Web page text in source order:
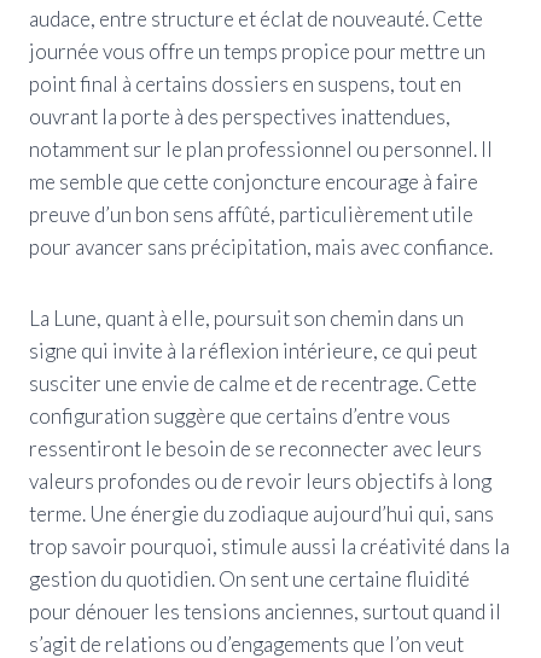
audace, entre structure et éclat de nouveauté. Cette
journée vous offre un temps propice pour mettre un
point final à certains dossiers en suspens, tout en
ouvrant la porte à des perspectives inattendues,
notamment sur le plan professionnel ou personnel. Il
me semble que cette conjoncture encourage à faire
preuve d’un bon sens affûté, particulièrement utile
pour avancer sans précipitation, mais avec confiance.
La Lune, quant à elle, poursuit son chemin dans un
signe qui invite à la réflexion intérieure, ce qui peut
susciter une envie de calme et de recentrage. Cette
configuration suggère que certains d’entre vous
ressentiront le besoin de se reconnecter avec leurs
valeurs profondes ou de revoir leurs objectifs à long
terme. Une énergie du zodiaque aujourd’hui qui, sans
trop savoir pourquoi, stimule aussi la créativité dans la
gestion du quotidien. On sent une certaine fluidité
pour dénouer les tensions anciennes, surtout quand il
s’agit de relations ou d’engagements que l’on veut